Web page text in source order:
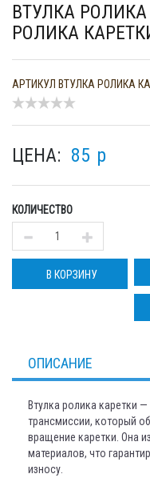
ВТУЛКА
РОЛИКА
АРТИКУЛ ВТУЛКА РОЛИКА
ЦЕНА: 85 p
КОЛИЧЕСТВО
В КОРЗИНУ
ОПИСАНИЕ
Втулка ролика каретки
трансмиссии, который
вращение каретки. Она
материалов, что
износу.